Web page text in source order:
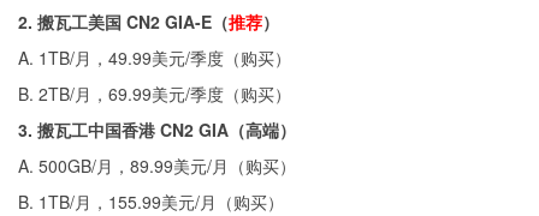
2. 搬瓦工美国 CN2 GIA-E（推荐）
A. 1TB/月，49.99美元/季度（购买）
B. 2TB/月，69.99美元/季度（购买）
3. 搬瓦工中国香港 CN2 GIA（高端）
A. 500GB/月，89.99美元/月（购买）
B. 1TB/月，155.99美元/月（购买）